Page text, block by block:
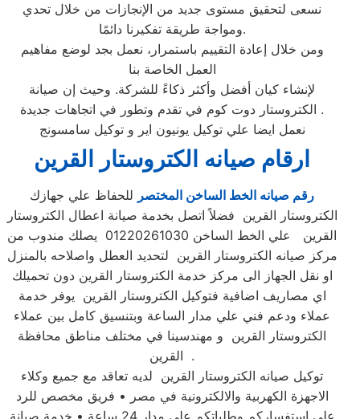
نسعى لتحقيق مستوى جديد من الإنجازات من خلال تحدي
ومواجة طريقة تفكيرنا دائمًا.
ومن خلال إعادة التقييم باستمرار، نعمل بجد لوضع مفاهيم
العمل الخاصة بنا
لإنشاء كيان أفضل وأكثر ذكاءً للشركة. وحيث إن صيانة
الكتروستار دوت كوم في تقدم وتطور في اتجاهات جديدة .
نعمل ايضا علي توكيل يونيون اير و توكيل سامسونج
ارقام صيانه الكتروستار القرين
رقم صيانه الخط الساخن المختصر للحفاظ علي جهازك
الكتروستار القرين فضلاً اتصل بخدمة صيانة اعطال الكتروستار
القرين علي الخط الساخن 01220261030 يصلك مندوب من
مركز صيانه الكتروستار القرين لتحديد العطل واصلاحه بالمنزل
او نقل الجهاز الى مركز خدمة الكتروستار القرين دون تحميلك
اي مصاريف اضافية فتوكيل الكتروستار القرين يوفر خدمة
عملاء ودعم فني علي مدار الساعة وبتنسيق كامل بين عملاء
الكتروستار القرين و مهندسينا في مختلف مناطق محافظة
القرين .
توكيل صيانه الكتروستار القرين لديه تعاقد مع جميع وكلاء
الاجهزة الكهربية والالكترونية في مصر • فريق مخصص للرد
علي استفساركم وطلباتكم علي مدار 24 ساعة • خدمة صيانة